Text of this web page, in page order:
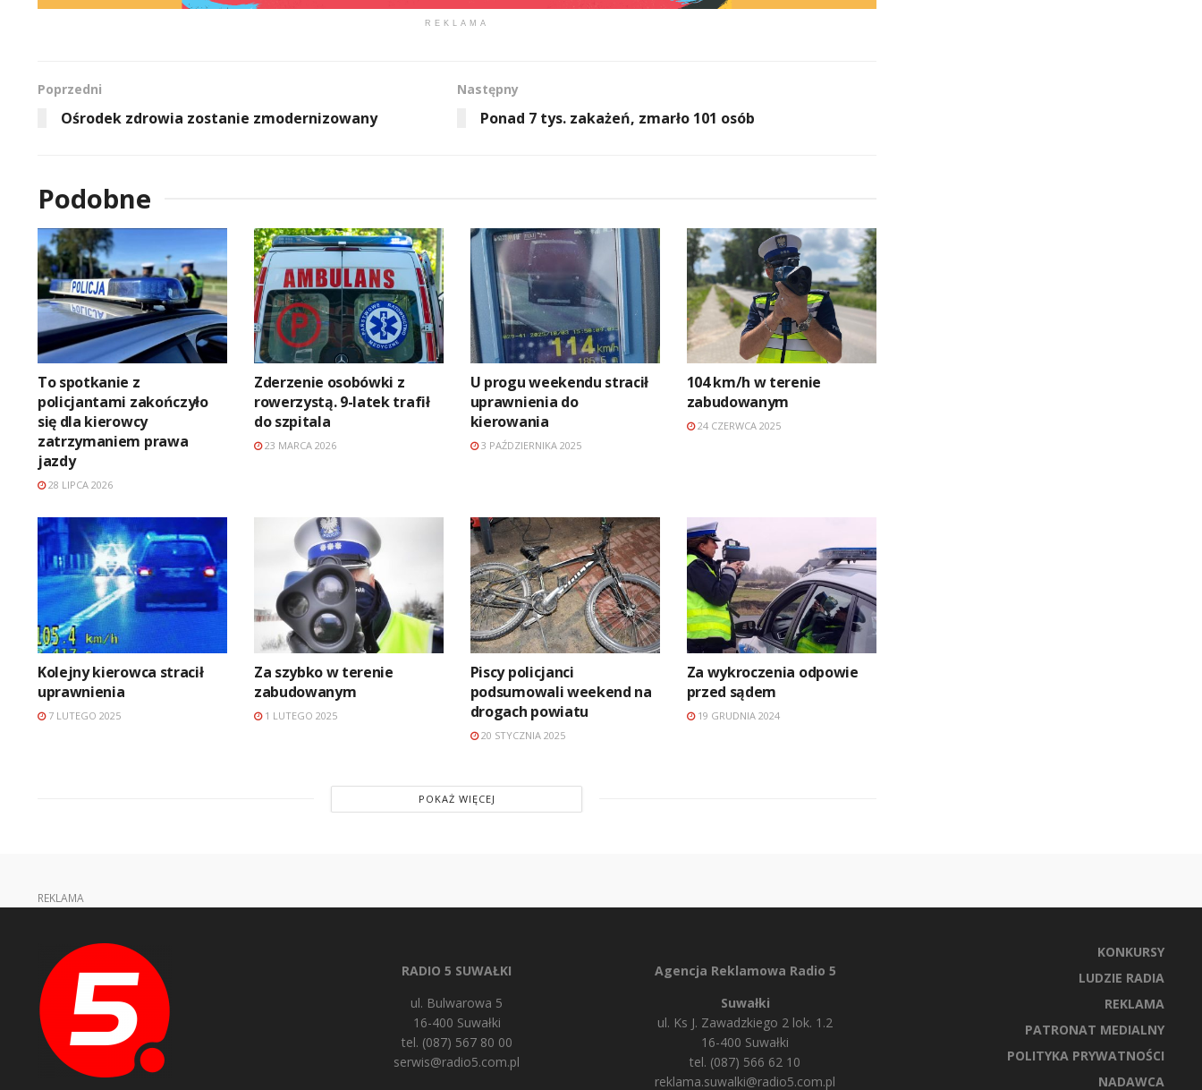
REKLAMA
Poprzedni
Ośrodek zdrowia zostanie zmodernizowany
Następny
Ponad 7 tys. zakażeń, zmarło 101 osób
Podobne
To spotkanie z
policjantami zakończyło
się dla kierowcy
zatrzymaniem prawa
jazdy
28 LIPCA 2026
Zderzenie osobówki z
rowerzystą. 9-latek trafił
do szpitala
23 MARCA 2026
U progu weekendu stracił
uprawnienia do
kierowania
3 PAŹDZIERNIKA 2025
104 km/h w terenie
zabudowanym
24 CZERWCA 2025
Kolejny kierowca stracił
uprawnienia
7 LUTEGO 2025
Za szybko w terenie
zabudowanym
1 LUTEGO 2025
Piscy policjanci
podsumowali weekend na
drogach powiatu
20 STYCZNIA 2025
Za wykroczenia odpowie
przed sądem
19 GRUDNIA 2024
POKAŻ WIĘCEJ
REKLAMA
RADIO 5 SUWAŁKI
ul. Bulwarowa 5
16-400 Suwałki
tel. (087) 567 80 00
serwis@radio5.com.pl
Agencja Reklamowa Radio 5
Suwałki
ul. Ks J. Zawadzkiego 2 lok. 1.2
16-400 Suwałki
tel. (087) 566 62 10
reklama.suwalki@radio5.com.pl
KONKURSY
LUDZIE RADIA
REKLAMA
PATRONAT MEDIALNY
POLITYKA PRYWATNOŚCI
NADAWCA